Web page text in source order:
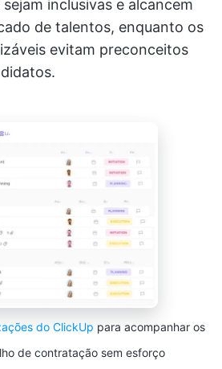
inclusivas e alcancem
de talentos, enquanto os
evitam preconceitos
do ClickUp para acompanhar os
de contratação sem esforço